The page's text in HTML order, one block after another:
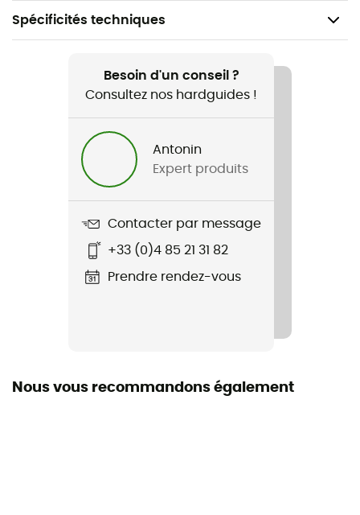
Spécificités techniques
Nom du produit
Tonic Gel Bio Endurance - Étui 6 Gels
Besoin d'un conseil ?
Consultez nos hardguides !
Antonin
Expert produits
Contacter par message
+33 (0)4 85 21 31 82
Prendre rendez-vous
Nous vous recommandons également